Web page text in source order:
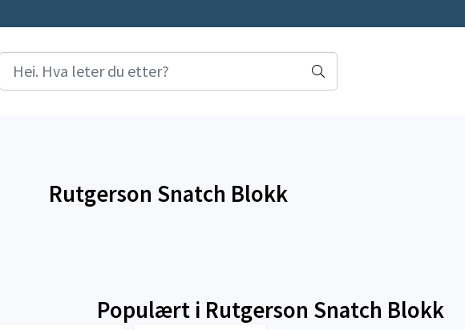
Rutgerson Snatch Blokk
Populært i Rutgerson Snatch Blokk